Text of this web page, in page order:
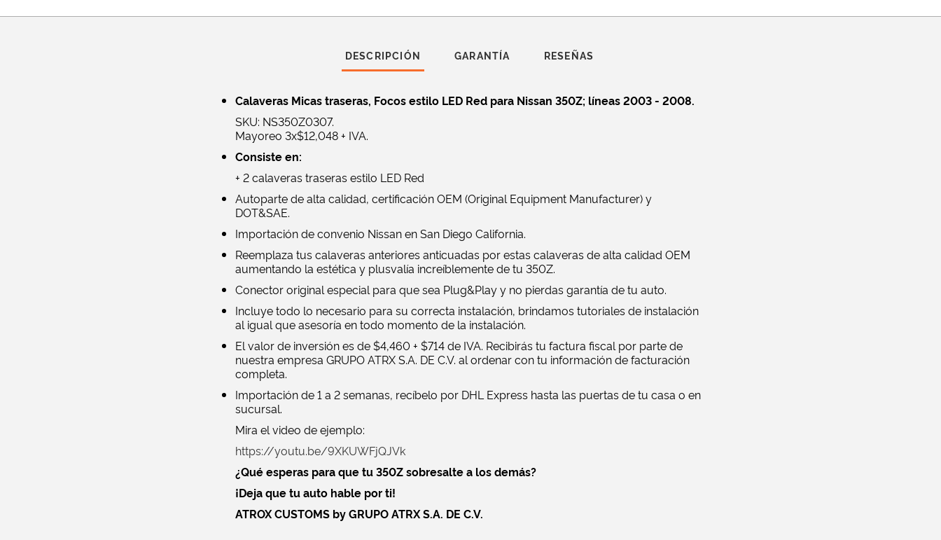
DESCRIPCIÓN GARANTÍA RESEÑAS
Calaveras Micas traseras, Focos estilo LED Red para Nissan 350Z; líneas 2003 - 2008.
SKU: NS350Z0307.
Mayoreo 3x$12,048 + IVA.
Consiste en:
+ 2 calaveras traseras estilo LED Red
Autoparte de alta calidad, certificación OEM (Original Equipment Manufacturer) y
DOT&SAE.
Importación de convenio Nissan en San Diego California.
Reemplaza tus calaveras anteriores anticuadas por estas calaveras de alta calidad OEM
aumentando la estética y plusvalía increíblemente de tu 350Z.
Conector original especial para que sea Plug&Play y no pierdas garantía de tu auto.
Incluye todo lo necesario para su correcta instalación, brindamos tutoriales de instalación
al igual que asesoría en todo momento de la instalación.
El valor de inversión es de $4,460 + $714 de IVA. Recibirás tu factura fiscal por parte de
nuestra empresa GRUPO ATRX S.A. DE C.V. al ordenar con tu información de facturación
completa.
Importación de 1 a 2 semanas, recíbelo por DHL Express hasta las puertas de tu casa o en
sucursal.
Mira el video de ejemplo:
https://youtu.be/9XKUWFjQJVk
¿Qué esperas para que tu 350Z sobresalte a los demás?
¡Deja que tu auto hable por ti!
ATROX CUSTOMS by GRUPO ATRX S.A. DE C.V.